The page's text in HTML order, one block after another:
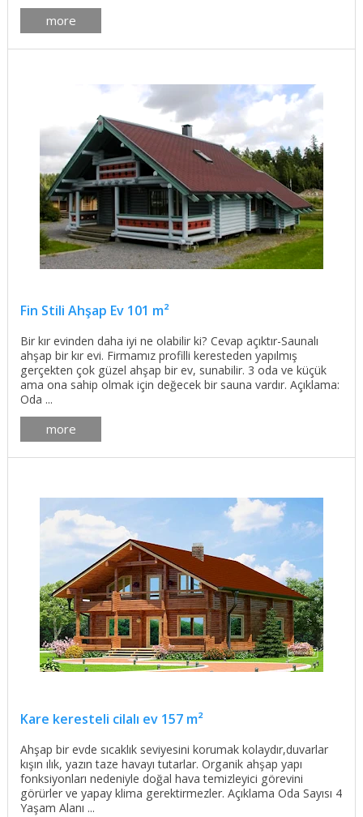
more
Fin Stili Ahşap Ev 101 m²
Bir kır evinden daha iyi ne olabilir ki? Cevap açıktır-Saunalı
ahşap bir kır evi. Firmamız profilli keresteden yapılmış
gerçekten çok güzel ahşap bir ev, sunabilir. 3 oda ve küçük
ama ona sahip olmak için değecek bir sauna vardır. Açıklama:
Oda ...
more
Kare keresteli cilalı ev 157 m²
Ahşap bir evde sıcaklık seviyesini korumak kolaydır,duvarlar
kışın ılık, yazın taze havayı tutarlar. Organik ahşap yapı
fonksiyonları nedeniyle doğal hava temizleyici görevini
görürler ve yapay klima gerektirmezler. Açıklama Oda Sayısı 4
Yaşam Alanı ...